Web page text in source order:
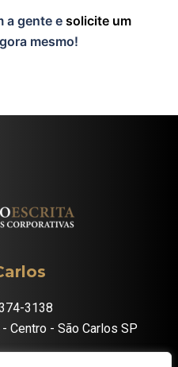
a gente e solicite um
mesmo!
3138
Centro - São Carlos SP